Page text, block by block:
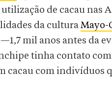
de cacau nas
da culturaMayo-
mil anos antes da
tinha contato
cacau com indivíduos